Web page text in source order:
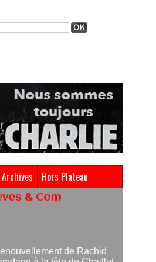
Archives Hors Plateau
& Com
de Jérôme